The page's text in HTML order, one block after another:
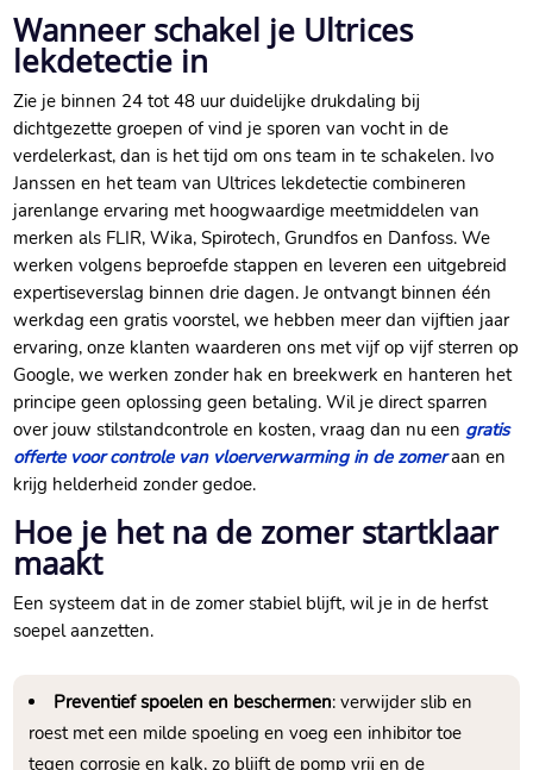
Wanneer schakel je Ultrices
lekdetectie in
Zie je binnen 24 tot 48 uur duidelijke drukdaling bij
dichtgezette groepen of vind je sporen van vocht in de
verdelerkast, dan is het tijd om ons team in te schakelen.​ Ivo
Janssen en het team van Ultrices lekdetectie combineren
jarenlange ervaring met hoogwaardige meetmiddelen van
merken als FLIR, Wika, Spirotech, Grundfos en Danfoss.​ We
werken volgens beproefde stappen en leveren een uitgebreid
expertiseverslag binnen drie dagen.​ Je ontvangt binnen één
werkdag een gratis voorstel, we hebben meer dan vijftien jaar
ervaring, onze klanten waarderen ons met vijf op vijf sterren op
Google, we werken zonder hak en breekwerk en hanteren het
principe geen oplossing geen betaling.​ Wil je direct sparren
over jouw stilstandcontrole en kosten, vraag dan nu een gratis
offerte voor controle van vloerverwarming in de zomeraan en
krijg helderheid zonder gedoe.​
Hoe je het na de zomer startklaar
maakt
Een systeem dat in de zomer stabiel blijft, wil je in de herfst
soepel aanzetten.​
Preventief spoelen en beschermen: verwijder slib en
roest met een milde spoeling en voeg een inhibitor toe
tegen corrosie en kalk, zo blijft de pomp vrij en de